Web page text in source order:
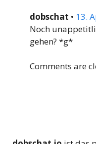
dobschat • 13.
Noch
gehen? *g*
Comments are